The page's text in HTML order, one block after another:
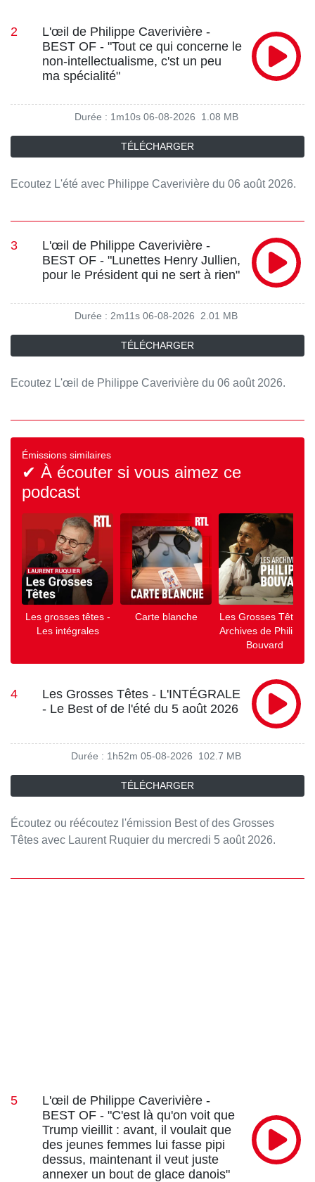
2
L'œil de Philippe Caverivière -
BEST OF - "Tout ce qui concerne le
non-intellectualisme, c'st un peu
ma spécialité"
Durée : 1m10s 06-08-2026 1.08 MB
TÉLÉCHARGER
Ecoutez L'été avec Philippe Caverivière du 06 août 2026.
3
L'œil de Philippe Caverivière -
BEST OF - "Lunettes Henry Jullien,
pour le Président qui ne sert à rien"
Durée : 2m11s 06-08-2026 2.01 MB
TÉLÉCHARGER
Ecoutez L'œil de Philippe Caverivière du 06 août 2026.
Émissions similaires
✔ À écouter si vous aimez ce
podcast
Les grosses têtes -
Les intégrales
Carte blanche
Les Grosses Têtes -
Archives de Philippe
Bouvard
4
Les Grosses Têtes - L'INTÉGRALE
- Le Best of de l'été du 5 août 2026
Durée : 1h52m 05-08-2026 102.7 MB
TÉLÉCHARGER
Écoutez ou réécoutez l'émission Best of des Grosses
Têtes avec Laurent Ruquier du mercredi 5 août 2026.
5
L'œil de Philippe Caverivière -
BEST OF - "C'est là qu'on voit que
Trump vieillit : avant, il voulait que
des jeunes femmes lui fasse pipi
dessus, maintenant il veut juste
annexer un bout de glace danois"